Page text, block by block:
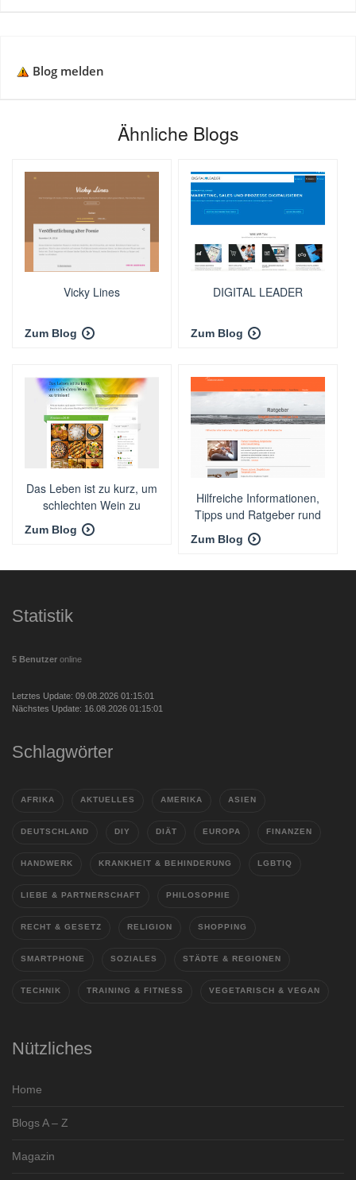
Blog melden
Ähnliche Blogs
Vicky Lines
Zum Blog
DIGITAL LEADER
Zum Blog
Das Leben ist zu kurz, um
schlechten Wein zu
trinken!
Zum Blog
Hilfreiche Informationen,
Tipps und Ratgeber rund
um die Partnersuche
Zum Blog
Statistik
5 Benutzer online
Letztes Update: 09.08.2026 01:15:01
Nächstes Update: 16.08.2026 01:15:01
Schlagwörter
AFRIKA AKTUELLES AMERIKA ASIEN
DEUTSCHLAND DIY DIÄT EUROPA FINANZEN
HANDWERK KRANKHEIT & BEHINDERUNG LGBTIQ
LIEBE & PARTNERSCHAFT PHILOSOPHIE
RECHT & GESETZ RELIGION SHOPPING
SMARTPHONE SOZIALES STÄDTE & REGIONEN
TECHNIK TRAINING & FITNESS VEGETARISCH & VEGAN
Nützliches
Home
Blogs A – Z
Magazin